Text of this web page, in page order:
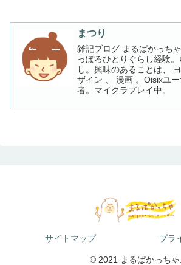
まつり
雑記ブログ まるぱかっち
っぽろひとりぐらし経験
し。興味のあることは、
ザイン 、 漫画 。Oisixユ
者。マイクラプレイ中。
サイトマップ プラ
© 2021 まるぱかっちゃ.